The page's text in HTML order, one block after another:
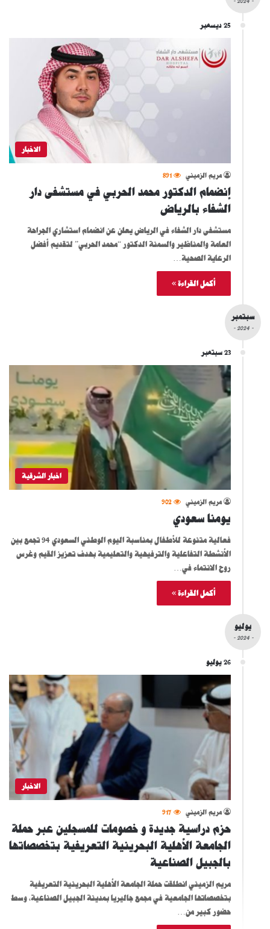
25 ديسمبر
الاخبار
مريم الزميني 891
إنضمام الدكتور محمد الحربي في مستشفى دار
الشفاء بالرياض
مستشفى دار الشفاء في الرياض يعلن عن انضمام استشاري الجراحة
العامة والمناظير والسمنة الدكتور “محمد الحربي” لتقديم أفضل
الرعاية الصحية…
أكمل القراءة »
سبتمبر
- 2024 -
23 سبتمبر
اخبار الشرقية
مريم الزميني 902
يومنا سعودي
فعالية متنوعة للأطفال بمناسبة اليوم الوطني السعودي 94 تجمع بين
الأنشطة التفاعلية والترفيهية والتعليمية بهدف تعزيز القيم وغرس
روح الانتماء في…
أكمل القراءة »
يوليو
- 2024 -
26 يوليو
الاخبار
مريم الزميني 917
حزم دراسية جديدة و خصومات للمسجلين عبر حملة
الجامعة الأهلية البحرينية التعريفية بتخصصاتها
بالجبيل الصناعية
مريم الزميني انطلقت حملة الجامعة الأهلية البحرينية التعريفية
بتخصصاتها الجامعية في مجمع جاليريا بمدينة الجبيل الصناعية، وسط
حضور كبير من…